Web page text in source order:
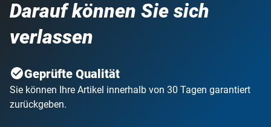
Darauf können Sie sich
verlassen
Geprüfte Qualität
Sie können Ihre Artikel innerhalb von 30 Tagen garantiert
zurückgeben.